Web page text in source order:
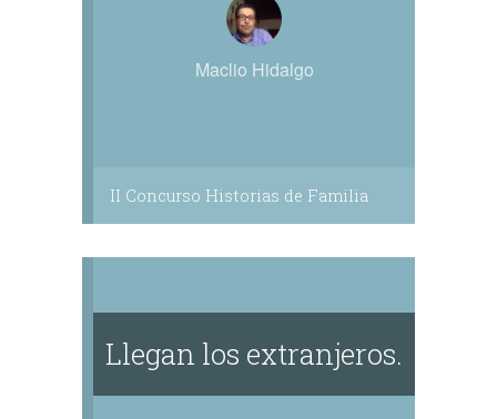
Maclio Hidalgo
II Concurso Historias de Familia
Llegan los extranjeros.